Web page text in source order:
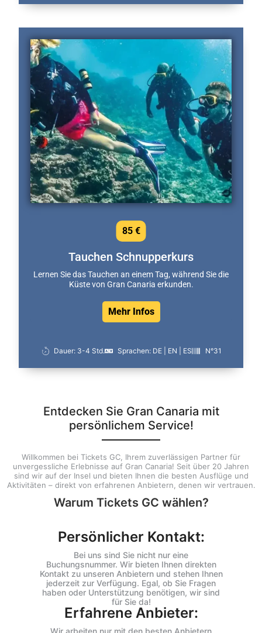
Tauchen Schnupperkurs
Lernen Sie das Tauchen an einem Tag, während Sie die
Küste von Gran Canaria erkunden.
Mehr Infos
85 €
Dauer: 3-4 Std. Sprachen: DE | EN | ES N°31
Entdecken Sie Gran Canaria mit
persönlichem Service!
Willkommen bei Tickets GC, Ihrem zuverlässigen Partner für
unvergessliche Erlebnisse auf Gran Canaria! Seit über 20 Jahren
sind wir auf der Insel und bieten Ihnen die besten Ausflüge und
Aktivitäten – direkt von erfahrenen Anbietern, denen wir vertrauen.
Warum Tickets GC wählen?
Persönlicher Kontakt:
Bei uns sind Sie nicht nur eine
Buchungsnummer. Wir bieten Ihnen direkten
Kontakt zu unseren Anbietern und stehen Ihnen
jederzeit zur Verfügung. Egal, ob Sie Fragen
haben oder Unterstützung benötigen, wir sind
für Sie da!
Erfahrene Anbieter:
Wir arbeiten nur mit den besten Anbietern